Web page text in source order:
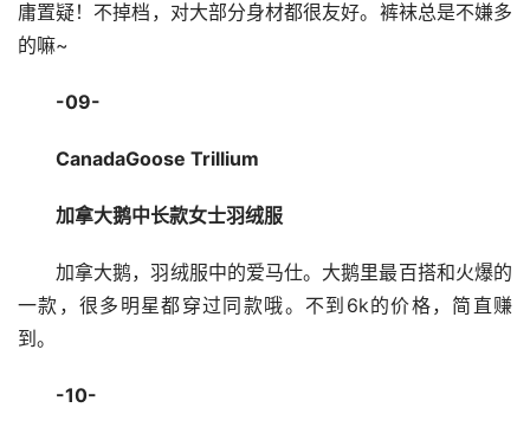
庸置疑！不掉档，对大部分身材都很友好。裤袜总是不嫌多
的嘛~
-09-
CanadaGoose Trillium
加拿大鹅中长款女士羽绒服
加拿大鹅，羽绒服中的爱马仕。大鹅里最百搭和火爆的
一款，很多明星都穿过同款哦。不到6k的价格，简直赚
到。
-10-